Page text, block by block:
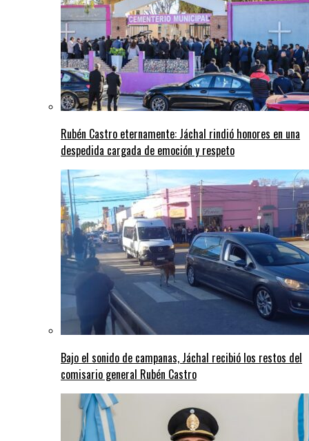
Rubén Castro eternamente: Jáchal rindió honores en una
despedida cargada de emoción y respeto
Bajo el sonido de campanas, Jáchal recibió los restos del
comisario general Rubén Castro